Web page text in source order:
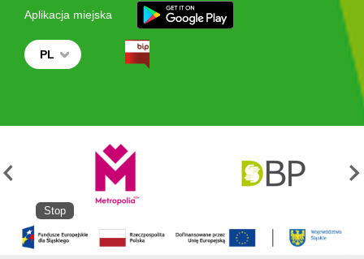
Aplikacja miejska
PL
Stop